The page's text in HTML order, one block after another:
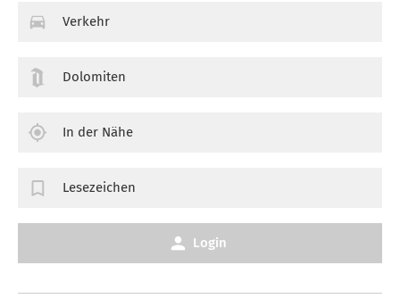
Verkehr
Dolomiten
In der Nähe
Lesezeichen
Login